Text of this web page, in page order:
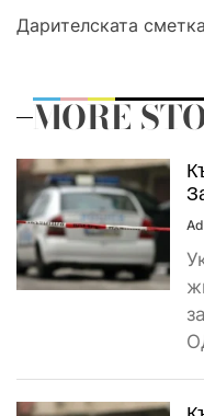
Дарителската
MORE